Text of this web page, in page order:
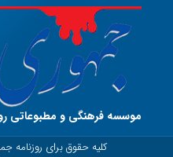
موسسه فرهنگی و مطبوعاتی
کلیه حقوق برای